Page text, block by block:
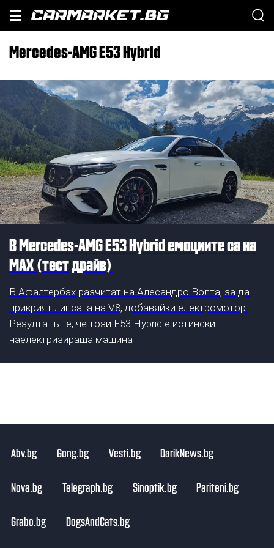
Mercedes-AMG E53 Hybrid
В Mercedes-AMG E53 Hybrid емоциите са на
MAX (тест драйв)
В Афалтербах разчитат на Алесандро Волта, за да
прикрият липсата на V8, добавяйки електромотор.
Резултатът е, че този E53 Hybrid е истински
наелектризираща машина
Abv.bg Gong.bg Vesti.bg DarikNews.bg
Nova.bg Telegraph.bg Sinoptik.bg Pariteni.bg
Grabo.bg DogsAndCats.bg